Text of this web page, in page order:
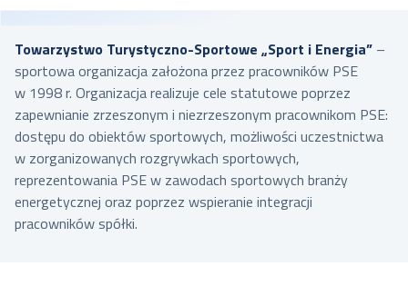
Towarzystwo Turystyczno-Sportowe „Sport i Energia” –
sportowa organizacja założona przez pracowników PSE
w 1998 r. Organizacja realizuje cele statutowe poprzez
zapewnianie zrzeszonym i niezrzeszonym pracownikom PSE:
dostępu do obiektów sportowych, możliwości uczestnictwa
w zorganizowanych rozgrywkach sportowych,
reprezentowania PSE w zawodach sportowych branży
energetycznej oraz poprzez wspieranie integracji
pracowników spółki.